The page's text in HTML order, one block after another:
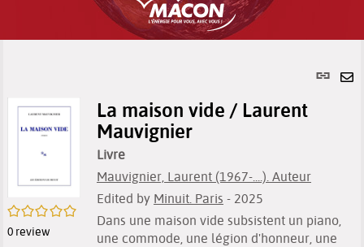
link
/5
0 review
La maison vide / Laurent
Mauvignier
Livre
Mauvignier, Laurent (1967-....). Auteur
Edited by Minuit. Paris - 2025
Dans une maison vide subsistent un piano,
une commode, une légion d'honneur, une